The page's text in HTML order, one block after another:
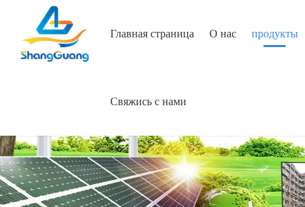
Главная страница О нac продукты
Свяжись с нами